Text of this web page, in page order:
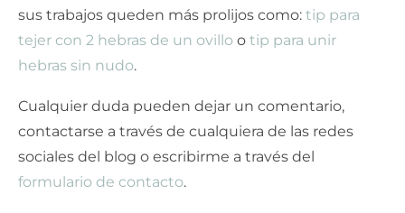
sus trabajos queden más prolijos como: tip para
tejer con 2 hebras de un ovillo o tip para unir
hebras sin nudo.
Cualquier duda pueden dejar un comentario,
contactarse a través de cualquiera de las redes
sociales del blog o escribirme a través del
formulario de contacto.